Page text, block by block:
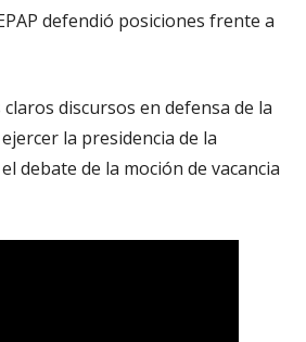
defendió posiciones frente a
discursos en defensa de la
la presidencia de la
debate de la moción de vacancia